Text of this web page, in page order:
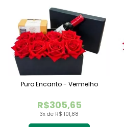
3x de R$ 101,88
R$305,65
Puro Encanto - Vermelho